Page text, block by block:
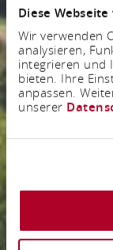
Diese
Wir verwenden
analysieren,
integrieren und
bieten. Ihre
anpassen.
unserer